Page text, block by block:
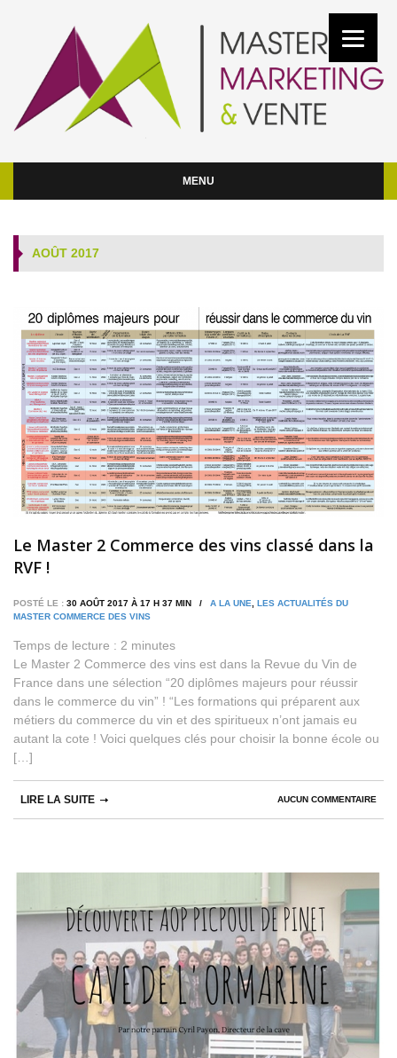
MENU
AOÛT 2017
Le Master 2 Commerce des vins classé dans la
RVF !
POSTÉ LE : 30 AOÛT 2017 À 17 H 37 MIN / A LA UNE
LES ACTUALITÉS DU
MASTER COMMERCE DES VINS
Temps de lecture : 2 minutes
Le Master 2 Commerce des vins est dans la Revue du Vin de
France dans une sélection “20 diplômes majeurs pour réussir
dans le commerce du vin” ! “Les formations qui préparent aux
métiers du commerce du vin et des spiritueux n’ont jamais eu
autant la cote ! Voici quelques clés pour choisir la bonne école ou
[…]
AUCUN COMMENTAIRE
LIRE LA SUITE